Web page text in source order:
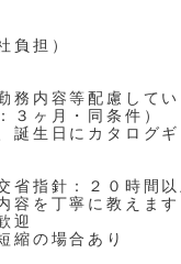
負担）
務内容等配慮して
３ヶ月・同条件）
誕生日にカタログ
省指針：２０時間
容を丁寧に教えます
迎
縮の場合あり